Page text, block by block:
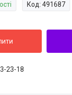
Код: 491687
23-18